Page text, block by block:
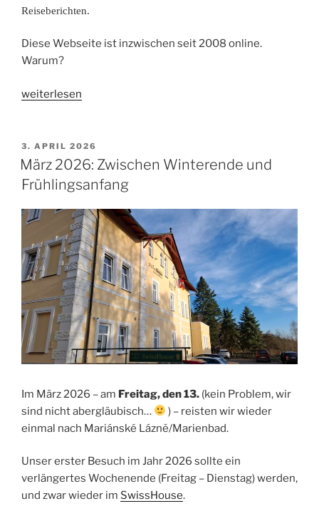
Reiseberichten.
Diese Webseite ist inzwischen seit 2008 online.
Warum?
„Herzlich
Vítáme
Vás!“
weiterlesen
VERÖFFENTLICHT
AM
3. APRIL 2026
März 2026: Zwischen Winterende und
Frühlingsanfang
Im März 2026 – am Freitag, den 13. (kein Problem, wir
sind nicht abergläubisch…
) – reisten wir wieder
einmal nach Mariánské Lázně/Marienbad.
Unser erster Besuch im Jahr 2026 sollte ein
verlängertes Wochenende (Freitag – Dienstag) werden,
und zwar wieder im SwissHouse.